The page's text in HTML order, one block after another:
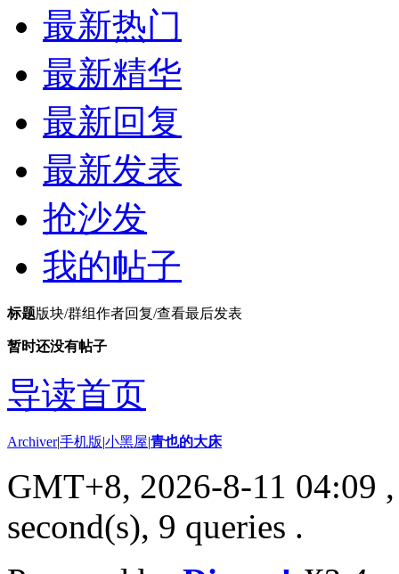
最新热门
最新精华
最新回复
最新发表
抢沙发
我的帖子
标题版块/群组作者回复/查看最后发表
暂时还没有帖子
导读首页
Archiver|手机版|小黑屋|青也的大床
GMT+8, 2026-8-11 04:09
second(s), 9 queries .